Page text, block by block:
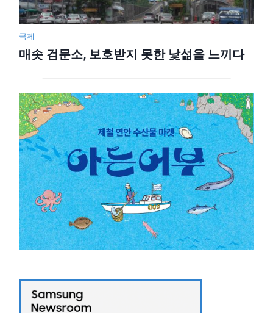
국제
매솟 검문소, 보호받지 못한 낯섦을 느끼다